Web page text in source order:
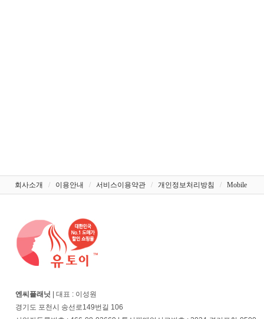
회사소개 / 이용안내 / 서비스이용약관 / 개인정보처리방침 / Mobile
엔씨플래닛 | 대표 : 이성원
경기도 포천시 송선로149번길 106